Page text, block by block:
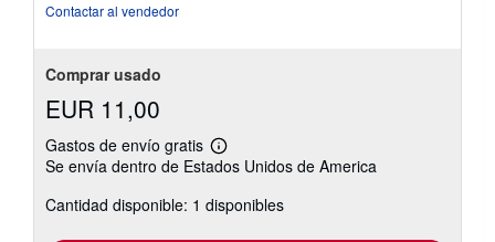
Contactar al vendedor
Comprar usado
EUR 11,00
Gastos de envío gratis
Más
información
las
tarifas
Se envía dentro de Estados Unidos de America
Cantidad disponible: 1 disponibles